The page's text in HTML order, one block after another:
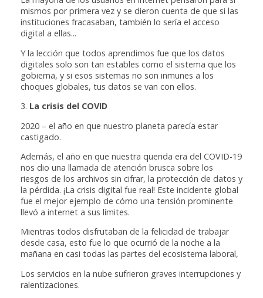
mismos por primera vez y se dieron cuenta de que si las
instituciones fracasaban, también lo sería el acceso
digital a ellas...
Y la lección que todos aprendimos fue que los datos
digitales solo son tan estables como el sistema que los
gobierna, y si esos sistemas no son inmunes a los
choques globales, tus datos se van con ellos.
3. La crisis del COVID
2020 – el año en que nuestro planeta parecía estar
castigado.
Además, el año en que nuestra querida era del COVID-19
nos dio una llamada de atención brusca sobre los
riesgos de los archivos sin cifrar, la protección de datos y
la pérdida. ¡La crisis digital fue real! Este incidente global
fue el mejor ejemplo de cómo una tensión prominente
llevó a internet a sus límites.
Mientras todos disfrutaban de la felicidad de trabajar
desde casa, esto fue lo que ocurrió de la noche a la
mañana en casi todas las partes del ecosistema laboral,
Los servicios en la nube sufrieron graves interrupciones y
ralentizaciones.